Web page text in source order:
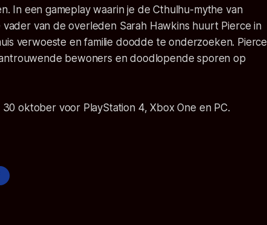
In een gameplay waarin je de Cthulhu-mythe van
van de overleden Sarah Hawkins huurt Pierce in
verwoeste en familie doodde te onderzoeken. Pierce
bewoners en doodlopende sporen op
oktober voor PlayStation 4, Xbox One en PC.